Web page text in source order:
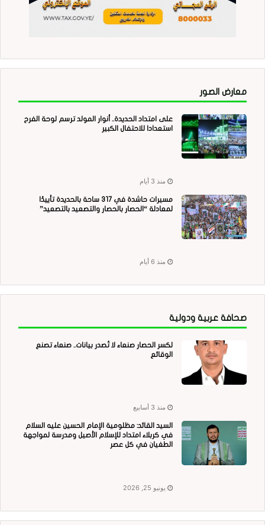
معارض الصور
على امتداد الحديدة.. أنوار المولد ترسم لوحة الفرح
استعدادا للاحتفال الكبير
منذ 3 أيام
مسيرات حاشدة في 317 ساحة بالحديدة تأييدًا
لمعادلة “الحصار بالحصار والتصعيد بالتصعيد”
منذ 6 أيام
صحافة عربية ودولية
لكسر الحصار صنعاء لا تُصدر بيانات.. صنعاء تصنع
الوقائع
منذ 3 أسابيع
السيد القائد: مظلومية الإمام الحسين عليه السلام
في كربلاء امتداد للإسلام الأصيل ومدرسة لمواجهة
الطغيان في كل عصر
يونيو 25, 2026